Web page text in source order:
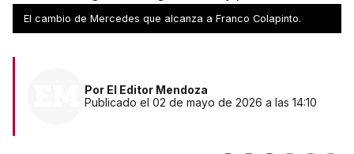
posiciones
El cambio de Mercedes que alcanza a Franco Colapinto.
Por El Editor Mendoza
Publicado el 02 de mayo de 2026 a las 14:10